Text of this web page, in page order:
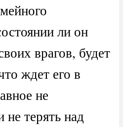
ли он
врагов, будет
ждет его в
не
не терять над